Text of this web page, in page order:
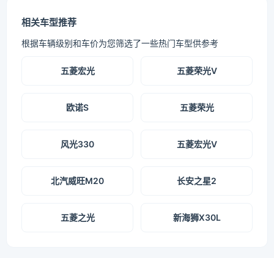
相关车型推荐
根据车辆级别和车价为您筛选了一些热门车型供参考
五菱宏光 五菱荣光V
欧诺S 五菱荣光
风光330 五菱宏光V
北汽威旺M20 长安之星2
五菱之光 新海狮X30L